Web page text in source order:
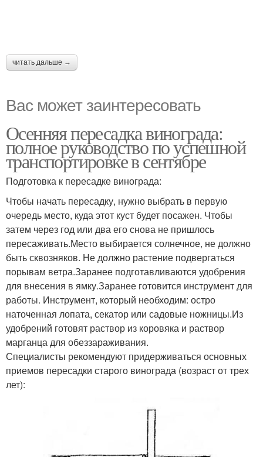
читать дальше →
Вас может заинтересовать
Осенняя пересадка винограда:
полное руководство по успешной
транспортировке в сентябре
Подготовка к пересадке винограда:
Чтобы начать пересадку, нужно выбрать в первую
очередь место, куда этот куст будет посажен. Чтобы
затем через год или два его снова не пришлось
пересаживать.Место выбирается солнечное, не должно
быть сквозняков. Не должно растение подвергаться
порывам ветра.Заранее подготавливаются удобрения
для внесения в ямку.Заранее готовится инструмент для
работы. Инструмент, который необходим: остро
наточенная лопата, секатор или садовые ножницы.Из
удобрений готовят раствор из коровяка и раствор
марганца для обеззараживания.
Специалисты рекомендуют придерживаться основных
приемов пересадки старого винограда (возраст от трех
лет):